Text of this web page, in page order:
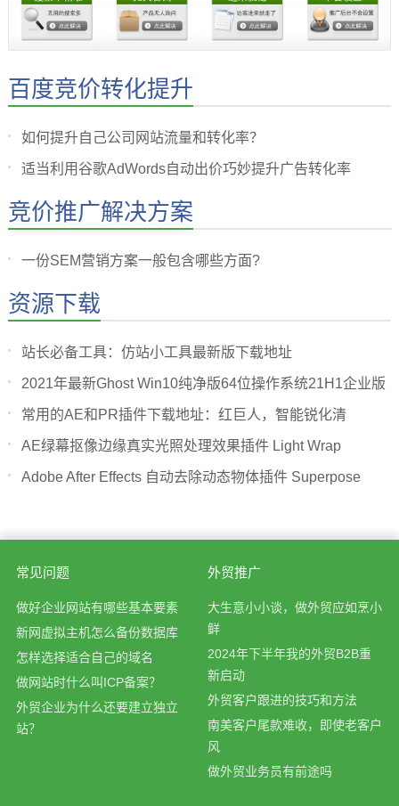
百度竞价转化提升
如何提升自己公司网站流量和转化率？
适当利用谷歌AdWords自动出价巧妙提升广告转化率
竞价推广解决方案
一份SEM营销方案一般包含哪些方面?
资源下载
站长必备工具：仿站小工具最新版下载地址
2021年最新Ghost Win10纯净版64位操作系统21H1企业版
常用的AE和PR插件下载地址：红巨人，智能锐化清
AE绿幕抠像边缘真实光照处理效果插件 Light Wrap
Adobe After Effects 自动去除动态物体插件 Superpose
常见问题
做好企业网站有哪些基本要素
新网虚拟主机怎么备份数据库
怎样选择适合自己的域名
做网站时什么叫ICP备案？
外贸企业为什么还要建立独立
站？
外贸推广
大生意小小谈，做外贸应如烹小
鲜
2024年下半年我的外贸B2B重
新启动
外贸客户跟进的技巧和方法
南美客户尾款难收，即使老客户
风
做外贸业务员有前途吗